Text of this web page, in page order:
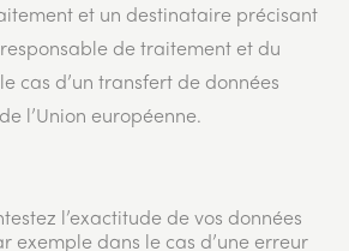
et un destinataire précisant
de traitement et du
cas d’un transfert de données
l’Union européenne.
l’exactitude de vos données
exemple dans le cas d’une erreur